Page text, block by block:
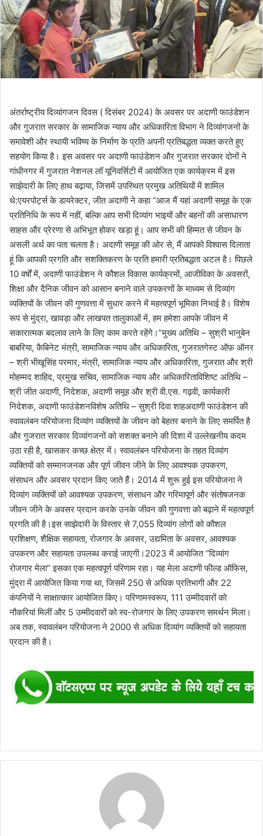
अंतर्राष्ट्रीय दिव्यांगजन दिवस ( दिसंबर 2024) के अवसर पर अदाणी फाउंडेशन
और गुजरात सरकार के सामाजिक न्याय और अधिकारिता विभाग ने दिव्यांगजनों के
समावेशी और स्थायी भविष्य के निर्माण के प्रति अपनी प्रतिबद्धता व्यक्त करते हुए
सहयोग किया है। इस अवसर पर अदाणी फाउंडेशन और गुजरात सरकार दोनों ने
गांधीनगर में गुजरात नेशनल लॉ यूनिवर्सिटी में आयोजित एक कार्यक्रम में इस
साझेदारी के लिए हाथ बढ़ाया, जिसमें उपस्थित प्रमुख अतिथियों में शामिल
थे:एयरपोर्ट्स के डायरेक्टर, जीत अदाणी ने कहा “आज मैं यहां अदाणी समूह के एक
प्रतिनिधि के रूप में नहीं, बल्कि आप सभी दिव्यांग भाइयों और बहनों की असाधारण
साहस और प्रेरणा से अभिभूत होकर खड़ा हूं। आप सभी की हिम्मत से जीवन के
असली अर्थ का पता चलता है। अदाणी समूह की ओर से, मैं आपको विश्वास दिलाता
हूं कि आपकी प्रगति और सशक्तिकरण के प्रति हमारी प्रतिबद्धता अटल है। पिछले
10 वर्षों में, अदाणी फाउंडेशन ने कौशल विकास कार्यक्रमों, आजीविका के अवसरों,
शिक्षा और दैनिक जीवन को आसान बनाने वाले उपकरणों के माध्यम से दिव्यांग
व्यक्तियों के जीवन की गुणवत्ता में सुधार करने में महत्वपूर्ण भूमिका निभाई है। विशेष
रूप से मुंद्रा, खावड़ा और लाखपत तालुकाओं में, हम हमेशा आपके जीवन में
सकारात्मक बदलाव लाने के लिए काम करते रहेंगे।”मुख्य अतिथि – सुश्री भानुबेन
बाबरिया, कैबिनेट मंत्री, सामाजिक न्याय और अधिकारिता, गुजरातगेस्ट ऑफ़ ऑनर
– श्री भीखूसिंह परमार, मंत्री, सामाजिक न्याय और अधिकारिता, गुजरात और श्री
मोहम्मद शाहिद, प्रमुख सचिव, सामाजिक न्याय और अधिकारिताविशिष्ट अतिथि –
श्री जीत अदाणी, निदेशक, अदाणी समूह और श्री वी.एस. गढ़वी, कार्यकारी
निदेशक, अदाणी फाउंडेशनविशेष अतिथि – सुश्री दिवा शाहअदाणी फाउंडेशन की
स्वावलंबन परियोजना दिव्यांग व्यक्तियों के जीवन को बेहतर बनाने के लिए समर्पित है
और गुजरात सरकार दिव्यांगजनों को सशक्त बनाने की दिशा में उल्लेखनीय कदम
उठा रही है, खासकर कच्छ क्षेत्र में। स्वावलंबन परियोजना के तहत दिव्यांग
व्यक्तियों को सम्मानजनक और पूर्ण जीवन जीने के लिए आवश्यक उपकरण,
संसाधन और अवसर प्रदान किए जाते हैं। 2014 में शुरू हुई इस परियोजना ने
दिव्यांग व्यक्तियों को आवश्यक उपकरण, संसाधन और गरिमापूर्ण और संतोषजनक
जीवन जीने के अवसर प्रदान करके उनके जीवन की गुणवत्ता को बढ़ाने में महत्वपूर्ण
प्रगति की है।इस साझेदारी के विस्तार से 7,055 दिव्यांग लोगों को कौशल
प्रशिक्षण, शैक्षिक सहायता, रोजगार के अवसर, उद्यमिता के अवसर, आवश्यक
उपकरण और सहायता उपलब्ध कराई जाएगी।2023 में आयोजित “दिव्यांग
रोजगार मेला” इसका एक महत्वपूर्ण परिणाम रहा। यह मेला अदाणी फील्ड ऑफिस,
मुंद्रा में आयोजित किया गया था, जिसमें 250 से अधिक प्रतिभागी और 22
कंपनियों ने साक्षात्कार आयोजित किए। परिणामस्वरूप, 111 उम्मीदवारों को
नौकरियां मिलीं और 5 उम्मीदवारों को स्व-रोजगार के लिए उपकरण समर्थन मिला।
अब तक, स्वावलंबन परियोजना ने 2000 से अधिक दिव्यांग व्यक्तियों को सहायता
प्रदान की है।